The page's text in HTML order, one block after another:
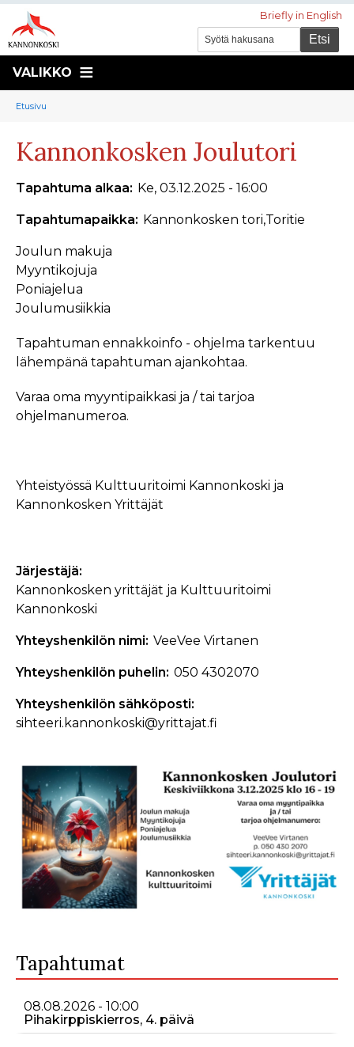
Briefly in English
VALIKKO
Murupolku
You
here:
Etusivu
Kannonkosken Joulutori
Tapahtuma alkaa Ke, 03.12.2025 - 16:00
Tapahtumapaikka Kannonkosken tori,Toritie
Joulun makuja
Myyntikojuja
Poniajelua
Joulumusiikkia
Tapahtuman ennakkoinfo - ohjelma tarkentuu
lähempänä tapahtuman ajankohtaa.
Varaa oma myyntipaikkasi ja / tai tarjoa
ohjelmanumeroa.
Yhteistyössä Kulttuuritoimi Kannonkoski ja
Kannonkosken Yrittäjät
Järjestäjä
Kannonkosken yrittäjät ja Kulttuuritoimi
Kannonkoski
Yhteyshenkilön nimi VeeVee Virtanen
Yhteyshenkilön puhelin 050 4302070
Yhteyshenkilön sähköposti
sihteeri.kannonkoski@yrittajat.fi
Tapahtumat
08.08.2026 - 10:00
Pihakirppiskierros, 4. päivä